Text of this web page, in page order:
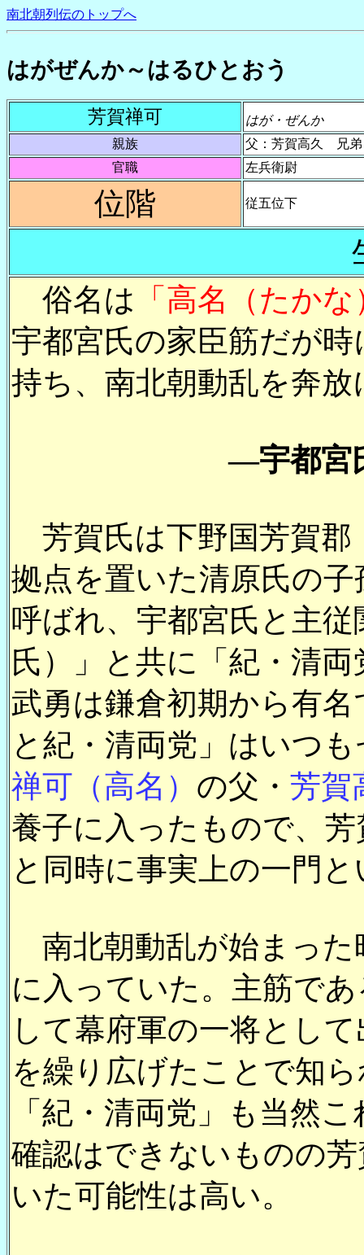
南北朝列伝のトップへ
はがぜんか～はるひとおう
芳賀禅可
はが・ぜんか
親族
父：芳賀高久 兄弟
官職
左兵衛尉
位階 従五位下
俗名は 「高名（たか
宇都宮氏の家臣筋だが
持ち、南北朝動乱を奔
―宇都宮
芳賀氏は下野国芳賀郡
拠点を置いた清原氏の
呼ばれ、宇都宮氏と主
氏）」と共に「紀・清
武勇は鎌倉初期から有名
と紀・清両党」はいつ
禅可（高名） の父・ 芳賀
養子に入ったもので、
と同時に事実上の一門
南北朝動乱が始まった
に入っていた。主筋であ
して幕府軍の一将とし
を繰り広げたことで知
「紀・清両党」も当然
確認はできないものの
いた可能性は高い。